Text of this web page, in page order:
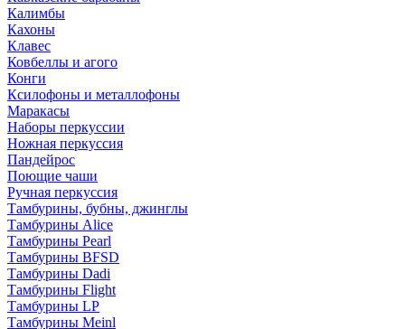
Калимбы
Кахоны
Клавес
Ковбеллы и агого
Конги
Ксилофоны и металлофоны
Маракасы
Наборы перкуссии
Ножная перкуссия
Пандейрос
Поющие чаши
Ручная перкуссия
Тамбурины, бубны, джинглы
Тамбурины Alice
Тамбурины Pearl
Тамбурины BFSD
Тамбурины Dadi
Тамбурины Flight
Тамбурины LP
Тамбурины Meinl